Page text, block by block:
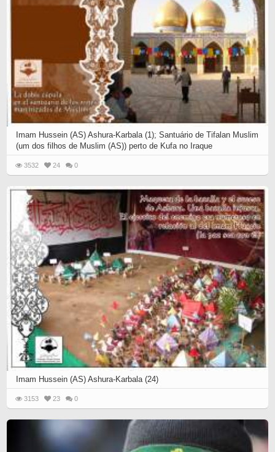
Imam Hussein (AS) Ashura-Karbala (1); Santuário de Tifalan Muslim
(um dos filhos de Muslim (AS)) perto de Kufa no Iraque
3532 24 0
Imam Hussein (AS) Ashura-Karbala (24)
3153 23 0